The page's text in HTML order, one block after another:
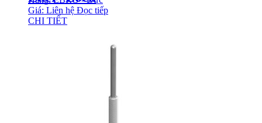
Giá: Liên hệ Đọc tiếp
CHI TIẾT